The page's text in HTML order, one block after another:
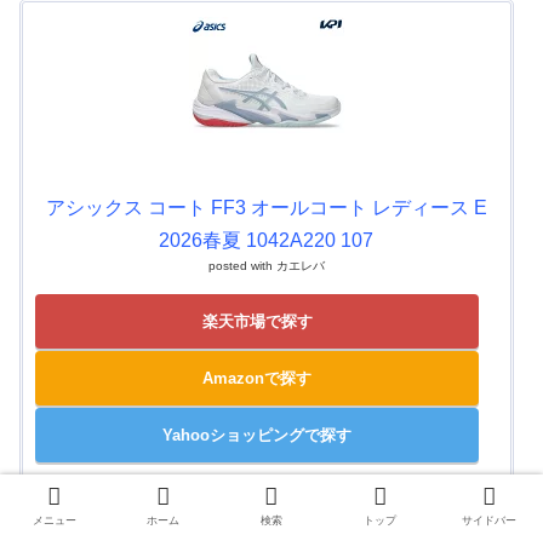
アシックス コート FF3 オールコート レディース E
2026春夏 1042A220 107
posted with カエレバ
楽天市場で探す
Amazonで探す
Yahooショッピングで探す
メニュー ホーム 検索 トップ サイドバー